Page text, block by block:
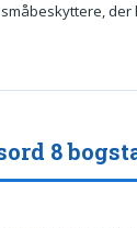
der
8